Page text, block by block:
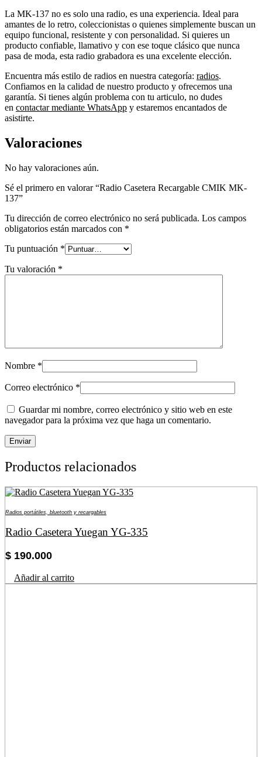
La MK-137 no es solo una radio, es una experiencia. Ideal para
amantes de lo retro, coleccionistas o quienes simplemente buscan un
equipo funcional, resistente y con personalidad. Si quieres un
producto confiable, llamativo y con ese toque clásico que nunca
pasa de moda, esta radio grabadora es una excelente elección.
Encuentra más estilo de radios en nuestra categoría: radios.
Confiamos en la calidad de nuestro producto y ofrecemos una
garantía. Si tienes algún problema con tu articulo, no dudes
en contactar mediante WhatsApp y estaremos encantados de
asistirte.
Valoraciones
No hay valoraciones aún.
Sé el primero en valorar “Radio Casetera Recargable CMIK MK-
137”
Tu dirección de correo electrónico no será publicada. Los campos
obligatorios están marcados con *
Tu puntuación *
Tu valoración *
Nombre *
Correo electrónico *
Guardar mi nombre, correo electrónico y sitio web en este
navegador para la próxima vez que haga un comentario.
Productos relacionados
Radios portátiles, bluetooth y recargables
Radio Casetera Yuegan YG-335
$ 190.000
Añadir al carrito